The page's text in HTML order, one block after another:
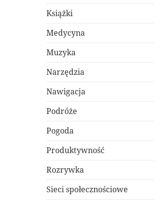
Książki
Medycyna
Muzyka
Narzędzia
Nawigacja
Podróże
Pogoda
Produktywność
Rozrywka
Sieci społecznościowe